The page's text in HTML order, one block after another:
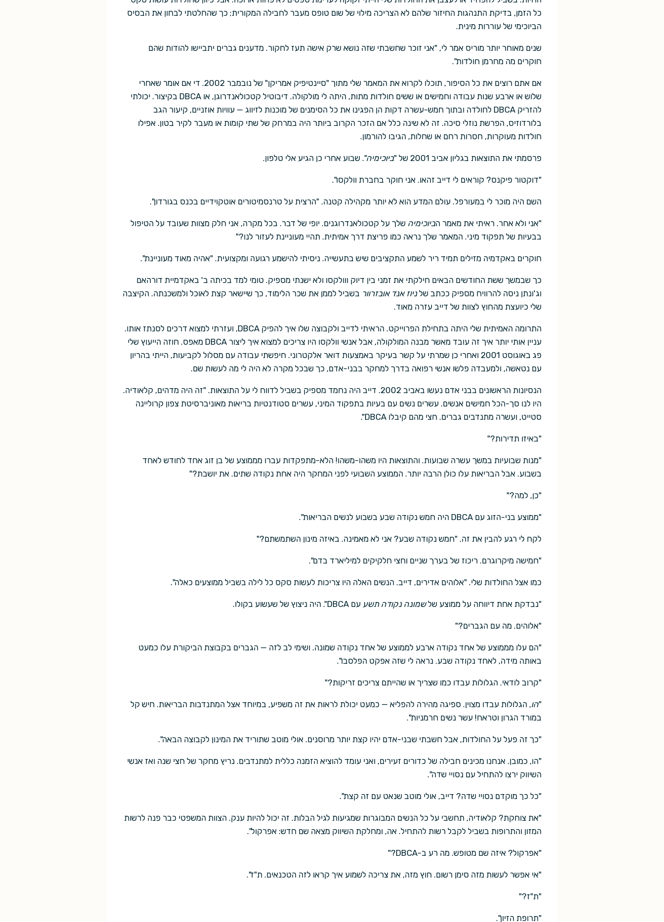
כל הזמן, בדיקת התנהגות החיזור שלהם לא הצריכה מילוי של שום טופס מעבר לחבילה המקורית; כך שהחלטתי לבחון את הבסיס
הביוכימי של עוררות מינית.
שנים מאוחר יותר מוריס אמר לי, "אני זוכר שחשבתי שזה נושא שרק אישה תעז לחקור. מדענים גברים יתביישו להודות שהם
חוקרים מה מחרמן חולדות".
אם אתם רוצים את כל הסיפור, תוכלו לקרוא את המאמר שלי מתוך "סיינטיפיק אמריקן" של נובמבר 2002. די אם אומר שאחרי
שלוש או ארבע שנות עבודה וחמישים או ששים חולדות מתות, היתה לי מולקולה. דיבוטיל קטכולאנדרוגן, או DBCA בקיצור. יכולתי
להזריק DBCA לחולדה ובתוך חמש-עשרה דקות הן הפגינו את כל הסימנים של מוכנות לזיווג — עוויות אוזניים, קיעור הגב
בלורדוזיס, הפרשת נוזלי סיכה. זה לא שינה כלל אם הזכר הקרוב ביותר היה במרחק של שתי קומות או מעבר לקיר בטון. אפילו
חולדות מעוקרות, חסרות רחם או שחלות, הגיבו להורמון.
פרסמתי את התוצאות בגליון אביב 2001 של " ביוכימיה". שבוע אחרי כן הגיע אלי טלפון.
"דוקטור פיקנס? קוראים לי דייב זהאו. אני חוקר בחברת וולקסו".
השם היה מוכר לי במעורפל. עולם המדע הוא לא יותר מקהילה קטנה. "הרצית על טרנסמיטורים אוטקוידיים בכנס בגורדון".
"אני ולא אחר. ראיתי את מאמר הביוכימיה שלך על קטכולאנדרוגנים. יופי של דבר. בכל מקרה, אני חלק מצוות שעובד על הטיפול
בבעיות של תפקוד מיני. המאמר שלך נראה כמו פריצת דרך אמיתית. תהיי מעוניינת לעזור לנו?"
חוקרים באקדמיה מזילים תמיד ריר לשמע התקציבים שיש בתעשייה. ניסיתי להישמע רגועה ומקצועית. "אהיה מאוד מעוניינת".
כך שבמשך ששת החודשים הבאים חילקתי את זמני בין דיוק ווולקסו ולא ישנתי מספיק. טומי למד בכיתה ב' באקדמיית דורהאם
וג'ונתן ניסה להרוויח מספיק ככתב שלניוז אנד אובזרוור בשביל לממן את שכר הלימוד, כך שיישאר קצת לאוכל ולמשכנתה. הקיצבה
שלי כיועצת מהחוץ לצוות של דייב עזרה מאוד.
התרומה האמיתית שלי היתה בתחילת הפרוייקט. הראיתי לדייב ולקבוצה שלו איך להפיק DBCA, ועזרתי למצוא דרכים לסנתז אותו.
עניין אותי יותר איך זה עובד מאשר מבנה המולקולה, אבל אנשי וולקסו היו צריכים למצוא איך ליצור DBCA מאפס. חוזה הייעוץ שלי
פג באוגוסט 2001 ואחרי כן שמרתי על קשר בעיקר באמצעות דואר אלקטרוני. חיפשתי עבודה עם מסלול לקביעות, הייתי בהריון
עם נטאשה, ולמעבדה פלשו אנשי רפואה בדרך למחקר בבני-אדם, כך שבכל מקרה לא היה לי מה לעשות שם.
הנסיונות הראשונים בבני אדם נעשו באביב 2002. דייב היה נחמד מספיק בשביל לדווח לי על התוצאות. "זה היה מדהים, קלאודיה.
היו לנו סך-הכל חמישים אנשים. עשרים נשים עם בעיות בתפקוד המיני, עשרים סטודנטיות בריאות מאוניברסיטת צפון קרוליינה
סטייט, ועשרה מתנדבים גברים. חצי מהם קיבלו DBCA".
"באיזו תדירות?"
"מנות שבועיות במשך עשרה שבועות. והתוצאות היו משהו-משהו! הלא-מתפקדות עברו מממוצע של בן זוג אחד לחודש לאחד
בשבוע. אבל הבריאות עלו כולן הרבה יותר. הממוצע השבועי לפני המחקר היה אחת נקודה שתים. את יושבת?"
"כן, למה?"
"ממוצע בני-הזוג עם DBCA היה חמש נקודה שבע בשבוע לנשים הבריאות".
לקח לי רגע להבין את זה. "חמש נקודה שבע? אני לא מאמינה. באיזה מינון השתמשתם?"
"חמישה מיקרוגרם. ריכוז של בערך שניים וחצי חלקיקים למיליארד בדם".
כמו אצל החולדות שלי. "אלוהים אדירים, דייב. הנשים האלה היו צריכות לעשות סקס כל לילה בשביל ממוצעים כאלה".
"נבדקת אחת דיווחה על ממוצע שלשמונה נקודה תשע עם DBCA". היה ניצוץ של שעשוע בקולו.
"אלוהים. מה עם הגברים?"
"הם עלו מממוצע של אחד נקודה ארבע לממוצע של אחד נקודה שמונה. ושימי לב לזה — הגברים בקבוצת הביקורת עלו כמעט
באותה מידה, לאחד נקודה שבע. נראה לי שזה אפקט הפלסבו".
"קרוב לודאי. הגלולות עבדו כמו שצריך או שהייתם צריכים זריקות?"
"הו, הגלולות עבדו מצוין. ספיגה מהירה להפליא — כמעט יכולת לראות את זה משפיע, במיוחד אצל המתנדבות הבריאות. חיש קל
במורד הגרון וטראח! עשר נשים חרמניות".
"כך זה פעל על החולדות, אבל חשבתי שבני-אדם יהיו קצת יותר מרוסנים. אולי מוטב שתוריד את המינון לקבוצה הבאה".
"הו, כמובן. אנחנו מכינים חבילה של כדורים זעירים, ואני עומד להוציא הזמנה כללית למתנדבים. נריץ מחקר של חצי שנה ואז אנשי
השיווק ירצו להתחיל עם נסויי שדה".
"כל כך מוקדם נסויי שדה? דייב, אולי מוטב שנאט עם זה קצת".
"את צוחקת? קלאודיה, תחשבי על כל הנשים המבוגרות שמגיעות לגיל הבלות. זה יכול להיות ענק. הצוות המשפטי כבר פנה לרשות
המזון והתרופות בשביל לקבל רשות להתחיל. אה, ומחלקת השיווק מצאה שם חדש: אפרקול".
"אפרקול? איזה שם מטופש. מה רע ב-DBCA?"
"אי אפשר לעשות מזה סימן רשום. חוץ מזה, את צריכה לשמוע איך קראו לזה הטכנאים. ת"ז".
"ת"ז?"
"תרופת הזיון".